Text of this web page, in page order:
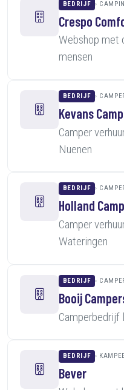
BEDRIJF
Crespo
Webshop met
mensen
BEDRIJF
Kevans
Camper
Nuenen
BEDRIJF
Holland
Camper
Wateringen
BEDRIJF
Booij
Camperbedrijf
BEDRIJF
Bever